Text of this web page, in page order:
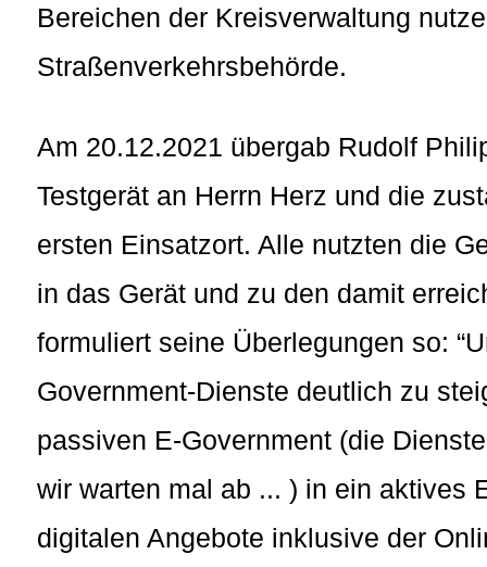
Bereichen der Kreisverwaltung
Straßenverkehrsbehörde.
Am 20.12.2021 übergab Rudolf
Testgerät an Herrn Herz und die
ersten Einsatzort. Alle nutzten die
in das Gerät und zu den damit
formuliert seine Überlegungen so:
Government-Dienste deutlich zu
passiven E-Government (die
wir warten mal ab ... ) in ein aktives
digitalen Angebote inklusive der